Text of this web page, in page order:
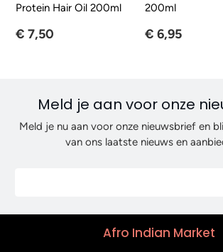
Protein Hair Oil 200ml
€ 7,50
200ml
€ 6,95
Meld je aan voor onze
Meld je nu aan voor onze nieuwsbrief en
van ons laatste nieuws en
Afro Indian Market